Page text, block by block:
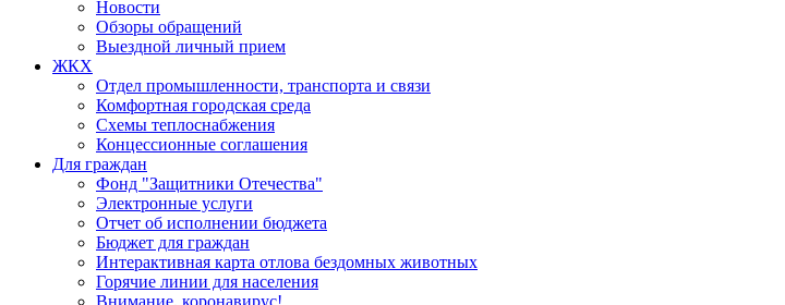
Новости
Обзоры обращений
Выездной личный прием
ЖКХ
Отдел промышленности, транспорта и связи
Комфортная городская среда
Схемы теплоснабжения
Концессионные соглашения
Для граждан
Фонд "Защитники Отечества"
Электронные услуги
Отчет об исполнении бюджета
Бюджет для граждан
Интерактивная карта отлова бездомных животных
Горячие линии для населения
Внимание, коронавирус!